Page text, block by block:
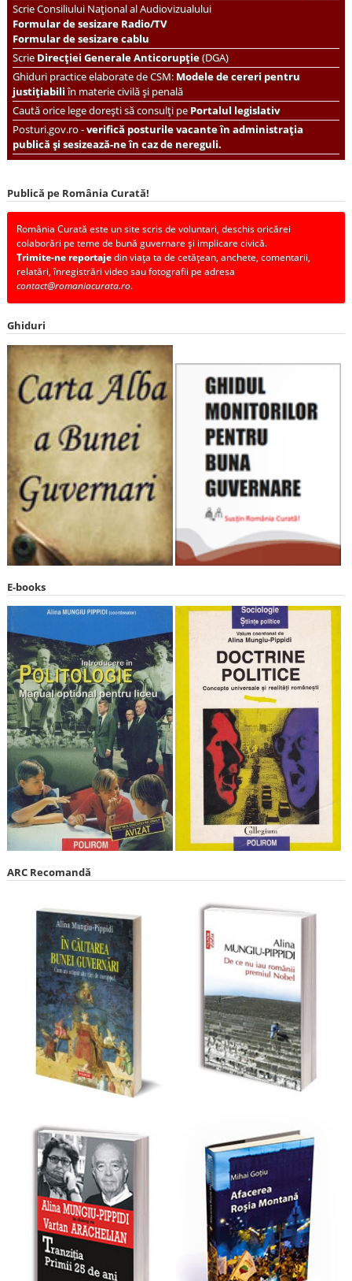
Scrie Consiliului Național al Audiovizualului
Formular de sesizare Radio/TV
Formular de sesizare cablu
ScrieDirecției Generale Anticorupție(DGA)
Ghiduri practice elaborate de CSM: Modele de cereri pentru
justițiabiliîn materie civilă și penală
Caută orice lege dorești să consulți pePortalul legislativ
Posturi.gov.ro -verifică posturile vacante în administrația
publică și sesizează-ne în caz de nereguli.
Publică pe România Curată!
România Curată este un site scris de voluntari, deschis oricărei
colaborări pe teme de bună guvernare și implicare civică.
Trimite-ne reportajedin viața ta de cetățean, anchete, comentarii,
relatări, înregistrări video sau fotografii pe adresa
contact@romaniacurata.ro.
Ghiduri
E-books
ARC Recomandă